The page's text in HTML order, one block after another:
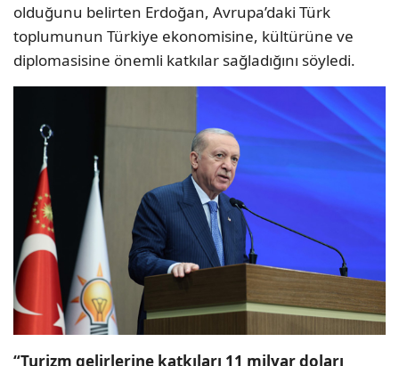
olduğunu belirten Erdoğan, Avrupa’daki Türk
toplumunun Türkiye ekonomisine, kültürüne ve
diplomasisine önemli katkılar sağladığını söyledi.
“Turizm gelirlerine katkıları 11 milyar doları